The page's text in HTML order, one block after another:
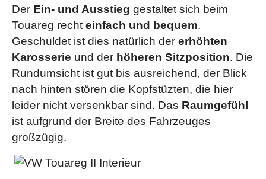
asymmetrisch umklappbar, mit
Lehnenneigungseinstellung und Mittelarmlehne mit 2
Becherhaltern)
Rücksitzlehne per Fernentriegelung asymmetrisch
umklappbar(ab Ausstattung "Exclusiv")
Serienmäßige Sicherheitsausstattung (siehe
Sicherheit
Servotronic-Lenkung(geschwindigkeitsabhängig
geregelt)
Sitzlehnenwangen elektro-pneumatisch einstellbar
innen, Türwarnleuchten hinten)
Anhängevorrichtung (anklappbar &elektrische
Entriegelung)
Aufpreispflichtige Assistenzsysteme(siehe
Touareg Sicherheit)
Design-Paket „Chrome & Style“(verschiedene
Elemente in Chrome wie etwa: Endrohre,
Chromeinfassung und -leiste von Kühler, Lufteinlässe,
Trittstufe, Stoßfängern, Schwellern und
Fahrdynamikpaket mit adaptivem Wankausgleich
Der Ein- und Ausstieg gestaltet sich beim
Touareg recht einfach und bequem.
Geschuldet ist dies natürlich der erhöhten
Karosserie und der höheren Sitzposition. Die
Rundumsicht ist gut bis ausreichend, der Blick
nach hinten stören die Kopfstüzten, die hier
leider nicht versenkbar sind. Das Raumgefühl
ist aufgrund der Breite des Fahrzeuges
großzügig.